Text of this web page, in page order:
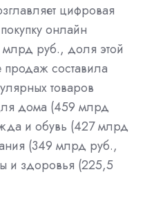
цифровая
онлайн
млрд руб., доля этой
составила
товаров
дома (459 млрд
и обувь (427 млрд
(349 млрд руб.,
и здоровья (225,5